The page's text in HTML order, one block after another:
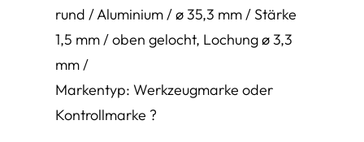
rund / Aluminium / ø 35,3 mm / Stärke
1,5 mm / oben gelocht, Lochung ø 3,3
mm /
Markentyp: Werkzeugmarke oder
Kontrollmarke ?